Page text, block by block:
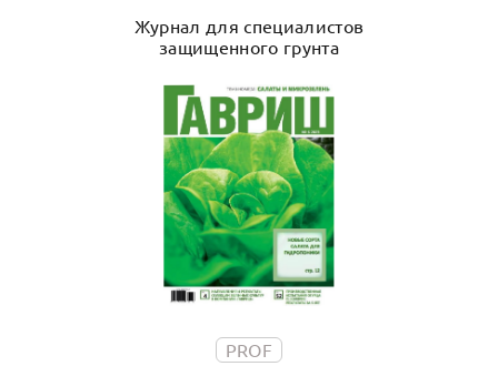
Журнал для специалистов
защищенного грунта
PROF